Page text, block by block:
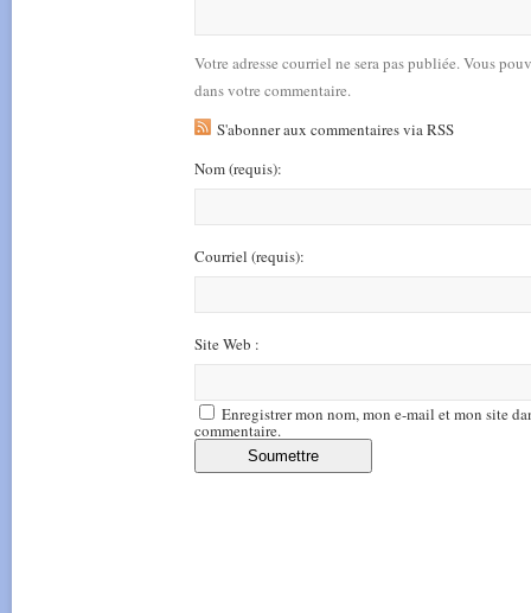
Votre adresse courriel ne sera pas publiée. Vous
dans votre commentaire.
S'abonner aux commentaires via RSS
Nom(requis):
Courriel (requis):
Site Web :
Enregistrer mon nom, mon e-mail et mon site
commentaire.